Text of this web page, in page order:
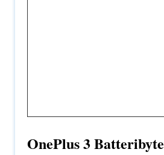
OnePlus 3 Batteribyte